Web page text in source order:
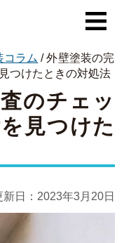
コラム /外壁塗装の完
つけたときの対処法
のチェッ
見つけた
新日： 2023年3月20日